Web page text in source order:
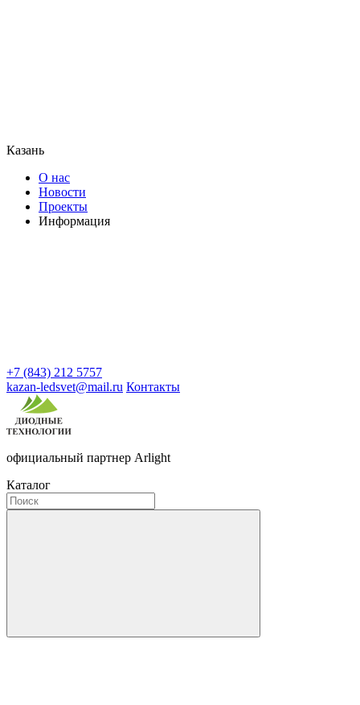
Казань
О нас
Новости
Проекты
Информация
+7 (843) 212 5757
kazan-ledsvet@mail.ru Контакты
официальный партнер Arlight
Каталог